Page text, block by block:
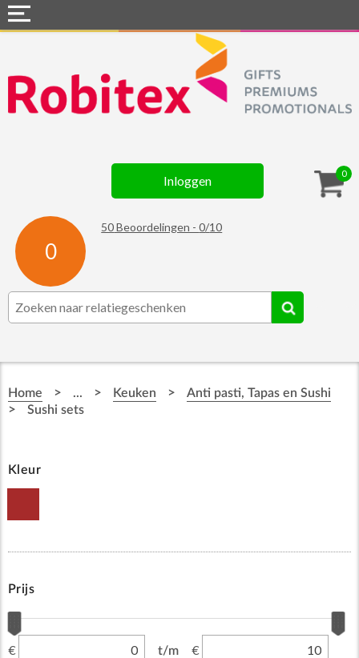
0
Inloggen
0
50Beoordelingen -0/10
Webshops
Snel naar »
Assortiment
Contact
☆ Prijsknallers ☆
Home > ... > Keuken > Anti pasti, Tapas en Sushi
> Sushi sets
Kleur
Prijs
€ t/m €